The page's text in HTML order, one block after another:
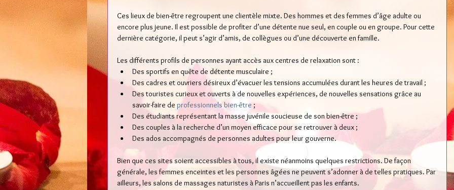
Ces lieux de bien-être regroupent une clientèle mixte. Des hommes et des femmes d’âge adulte ou
encore plus jeune. Il est possible de profiter d’une détente nue seul, en couple ou en groupe. Pour cette
dernière catégorie, il peut s’agir d’amis, de collègues ou d’une découverte en famille.
Les différents profils de personnes ayant accès aux centres de relaxation sont :
Des sportifs en quête de détente musculaire ;
Des cadres et ouvriers désireux d’évacuer les tensions accumulées durant les heures de travail ;
Des touristes curieux et ouverts à de nouvelles expériences, de nouvelles sensations grâce au
savoir-faire de professionnels bien-être ;
Des étudiants représentant la masse juvénile soucieuse de son bien-être ;
Des couples à la recherche d’un moyen efficace pour se retrouver à deux ;
Des ados accompagnés de personnes adultes pour leur gouverne.
Bien que ces sites soient accessibles à tous, il existe néanmoins quelques restrictions. De façon
générale, les femmes enceintes et les personnes âgées ne peuvent s’adonner à de telles pratiques. Par
ailleurs, les salons de massages naturistes à Paris n’accueillent pas les enfants.